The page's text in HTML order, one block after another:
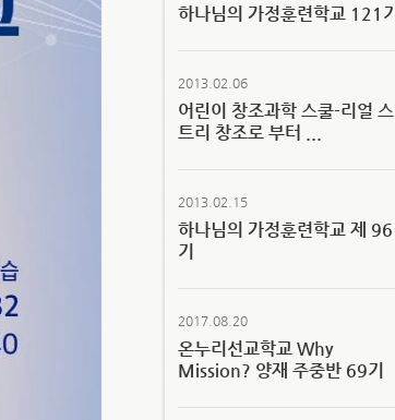
하나님의 가정훈련학교 121기
2013.02.06
어린이 창조과학 스쿨-리얼 스
트리 창조로 부터 ...
2013.02.15
하나님의 가정훈련학교 제 96
기
2017.08.20
온누리선교학교 Why
Mission? 양재 주중반 69기